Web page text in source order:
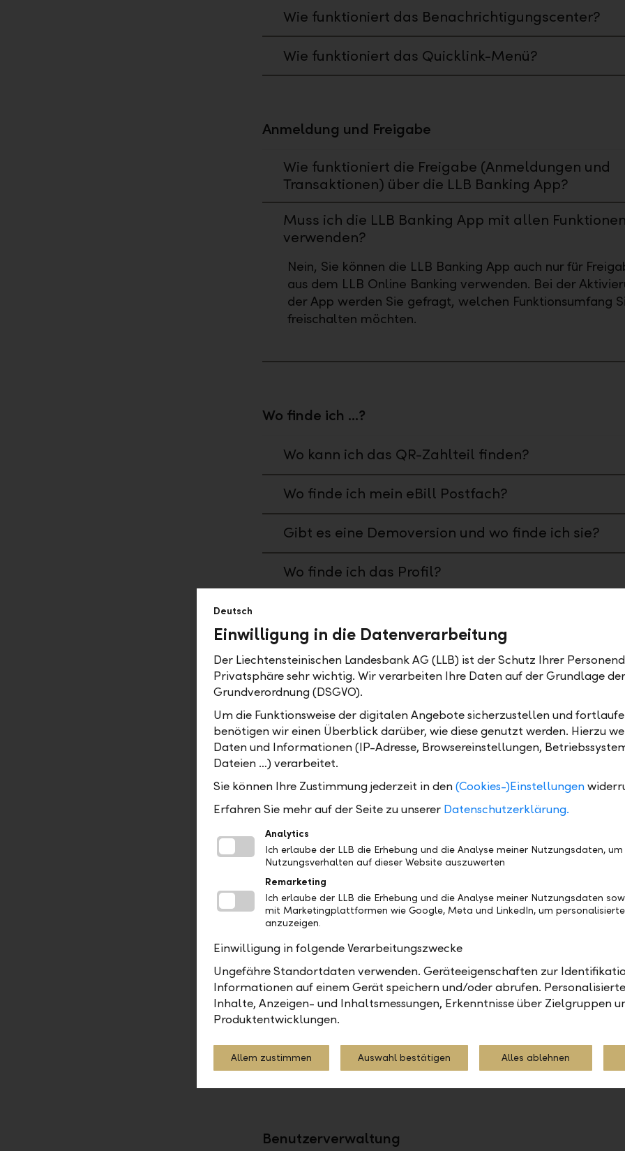
Wie funktioniert das Benachrichtigungscenter?
Wie funktioniert das Quicklink-Menü?
Anmeldung und Freigabe
Wie funktioniert die Freigabe (Anmeldungen und
Transaktionen) über die LLB Banking App?
Muss ich die LLB Banking App mit allen Funktionen
verwenden?
Nein, Sie können die LLB Banking App auch nur für
aus dem LLB Online Banking verwenden. Bei der
der App werden Sie gefragt, welchen Funktionsumfang
freischalten möchten.
Wo finde ich ...?
Wo kann ich das QR-Zahlteil finden?
Wo finde ich mein eBill Postfach?
Gibt es eine Demoversion und wo finde ich sie?
Wo finde ich das Profil?
Wo finde ich meine Debit- und Kreditkarten?
Aufträge
Bis wann muss ich eine Zahlung freigeben, damit
diese heute noch verarbeitet wird?
Wie kann ich eine bereits ausgeführte Zahlung
duplizieren?
Wie kann ich eine offene Zahlung bearbeiten?
Wie kann ich eine offene Zahlung löschen?
Wo finde ich meine Daueraufträge?
Wie kann ich einen Dauerauftrag bearbeiten?
Wie kann ich einen Dauerauftrag löschen?
Wo ist die Funktion "Zahlungen importieren?"
Benutzerverwaltung
Deutsch
Einwilligung in die Datenverarbeitung
Der Liechtensteinischen Landesbank AG (LLB) ist der Schutz Ihrer
Privatsphäre sehr wichtig. Wir verarbeiten Ihre Daten auf der Grundlage
Grundverordnung (DSGVO).
Um die Funktionsweise der digitalen Angebote sicherzustellen und
benötigen wir einen Überblick darüber, wie diese genutzt werden. Hierzu
Daten und Informationen (IP-Adresse, Browsereinstellungen,
Dateien …) verarbeitet.
Sie können Ihre Zustimmung jederzeit in den(Cookies-)Einstellungen
Erfahren Sie mehr auf der Seite zu unserer Datenschutzerklärung.
Analytics
Ich erlaube der LLB die Erhebung und die Analyse meiner Nutzungsdaten,
Nutzungsverhalten auf dieser Website auszuwerten
Remarketing
Ich erlaube der LLB die Erhebung und die Analyse meiner Nutzungsdaten
mit Marketingplattformen wie Google, Meta und LinkedIn, um
anzuzeigen.
Einwilligung in folgende Verarbeitungszwecke
Ungefähre Standortdaten verwenden. Geräteeigenschaften zur
Informationen auf einem Gerät speichern und/oder abrufen.
Inhalte, Anzeigen- und Inhaltsmessungen, Erkenntnisse über Zielgruppen
Produktentwicklungen.
Allem zustimmen Auswahl bestätigen Alles ablehnen